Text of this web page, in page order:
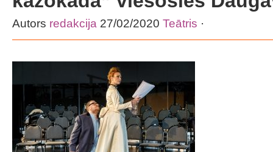
Autors redakcija 27/02/2020 Teātris ·